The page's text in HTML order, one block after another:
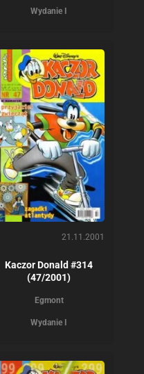
Wydanie I
21.11.2001
Kaczor Donald #314
(47/2001)
Egmont
Wydanie I